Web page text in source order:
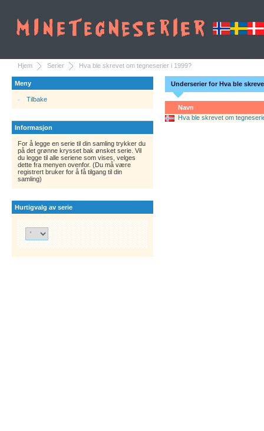
Hjem Serier Hva ble skrevet om tegneserier i 1999?
Meny
Tilbake
Informasjon
For å legge en serie til din samling trykker du
på det grønne krysset bak ønsket serie. Vil
du legge til alle seriene som vises, velges
dette fra menyen ovenfor. (Du må være
registrert bruker for å få tilgang til din
samling)
Hurtigvalg av serie
Underserier for Hva ble
Navn
Hva ble skrevet om